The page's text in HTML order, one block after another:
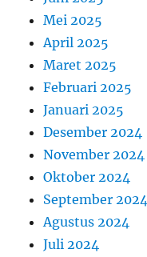
Mei 2025
April 2025
Maret 2025
Februari 2025
Januari 2025
Desember 2024
November 2024
Oktober 2024
September 2024
Agustus 2024
Juli 2024